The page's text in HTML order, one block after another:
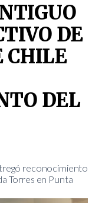
DE
CHILE
DEL
reconocimiento
Torres en Punta